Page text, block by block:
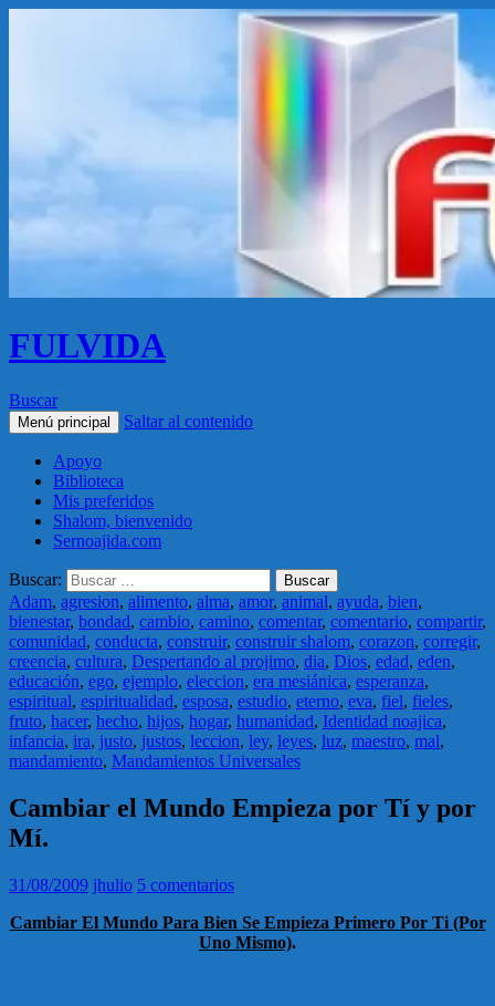
FULVIDA
Buscar
Menú principal Saltar al contenido
Apoyo
Biblioteca
Mis preferidos
Shalom, bienvenido
Sernoajida.com
Buscar:
Adam, agresion, alimento, alma, amor, animal, ayuda, bien,
bienestar, bondad, cambio, camino, comentar, comentario, compartir,
comunidad, conducta, construir, construir shalom, corazon, corregir,
creencia, cultura, Despertando al projimo, dia, Dios, edad, eden,
educación, ego, ejemplo, eleccion, era mesiánica, esperanza,
espiritual, espiritualidad, esposa, estudio, eterno, eva, fiel, fieles,
fruto, hacer, hecho, hijos, hogar, humanidad, Identidad noajica,
infancia, ira, justo, justos, leccion, ley, leyes, luz, maestro, mal,
mandamiento, Mandamientos Universales
Cambiar el Mundo Empieza por Tí y por
Mí.
31/08/2009 jhulio 5 comentarios
Cambiar El Mundo Para Bien Se Empieza Primero Por Ti (Por
Uno Mismo).